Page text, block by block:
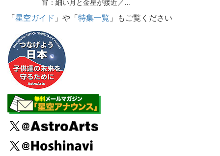
宵：細い月と金星が接近／…
「星空ガイド 」や「特集一覧 」もご覧ください